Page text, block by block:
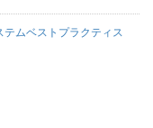
ムベストプラクティス